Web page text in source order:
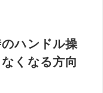
ハンドル操
くなる方向